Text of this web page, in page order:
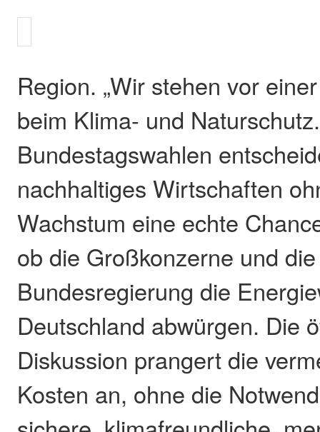
Region. „Wir stehen vor
beim Klima- und
Bundestagswahlen
nachhaltiges Wirtschaften
Wachstum eine echte
ob die Großkonzerne und
Bundesregierung die
Deutschland abwürgen. Die
Diskussion prangert die
Kosten an, ohne die